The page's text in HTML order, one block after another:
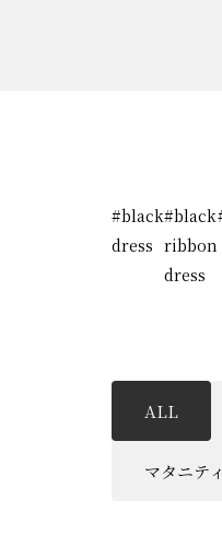
#black
dress
#black
ribbon
dress
ALL
マタニテ